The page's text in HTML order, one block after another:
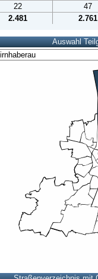
22 47
2.481 2.761